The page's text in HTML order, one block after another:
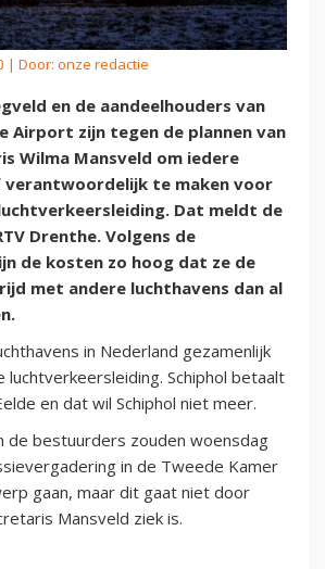
| Door: onze redactie
en de aandeelhouders van
Airport zijn tegen de plannen van
Wilma Mansveld om iedere
verantwoordelijk te maken voor
Dat meldt de
Drenthe. Volgens de
de kosten zo hoog dat ze de
met andere luchthavens dan al
in Nederland gezamenlijk
luchtverkeersleiding. Schiphol betaalt
en dat wil Schiphol niet meer.
de bestuurders zouden woensdag
in de Tweede Kamer
gaan, maar dit gaat niet door
Mansveld ziek is.